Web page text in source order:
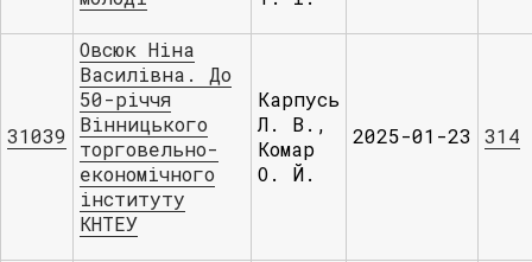
31039
Овсюк Ніна
Василівна. До
50-річчя
Вінницького
торговельно-
економічного
інституту
КНТЕУ
Карпусь
Л. В.,
Комар
О. Й.
2025-01-23 314